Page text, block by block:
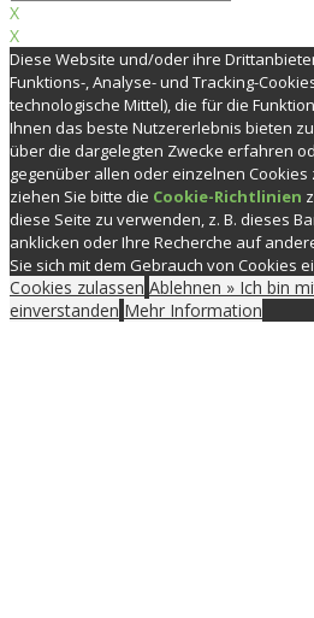
X
X
Diese Website und/oder ihre
Funktions-, Analyse- und Tracking-
technologische Mittel), die für die
Ihnen das beste Nutzererlebnis bieten
über die dargelegten Zwecke erfahren
gegenüber allen oder einzelnen
ziehen Sie bitte die Cookie-Richtlinien
diese Seite zu verwenden, z. B. dieses
anklicken oder Ihre Recherche auf
Sie sich mit dem Gebrauch von Cookies
Cookies zulassen Ablehnen » Ich bin
einverstanden Mehr Information